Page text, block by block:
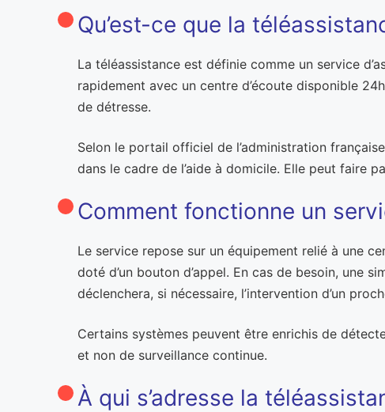
Qu’est-ce que la
La téléassistance est définie comme un service
rapidement avec un centre d’écoute disponible
de détresse.
Selon le portail officiel de l’administration
dans le cadre de l’aide à domicile. Elle peut faire
Comment fonctionne un
Le service repose sur un équipement relié à une
doté d’un bouton d’appel. En cas de besoin, une
déclenchera, si nécessaire, l’intervention d’un
Certains systèmes peuvent être enrichis de
et non de surveillance continue.
À qui s’adresse la